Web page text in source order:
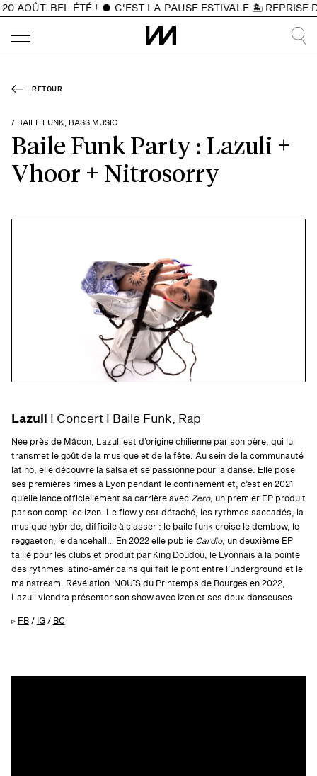
AOÛT. BEL ÉTÉ ! C'EST LA PAUSE ESTIVALE 🏝️ REPRISE
RETOUR
/ BAILE FUNK, BASS MUSIC
Baile Funk Party : Lazuli +
Vhoor + Nitrosorry
Lazuli I Concert I Baile Funk, Rap
Née près de Mâcon, Lazuli est d’origine chilienne par son père, qui lui
transmet le goût de la musique et de la fête. Au sein de la communauté
latino, elle découvre la salsa et se passionne pour la danse. Elle pose
ses premières rimes à Lyon pendant le confinement et, c’est en 2021
qu’elle lance officiellement sa carrière avecZero, un premier EP produit
par son complice Izen. Le flow y est détaché, les rythmes saccadés, la
musique hybride, difficile à classer : le baile funk croise le dembow, le
reggaeton, le dancehall… En 2022 elle publie Cardio, un deuxième EP
taillé pour les clubs et produit par King Doudou, le Lyonnais à la pointe
des rythmes latino-américains qui fait le pont entre l’underground et le
mainstream. Révélation iNOUïS du Printemps de Bourges en 2022,
Lazuli viendra présenter son show avec Izen et ses deux danseuses.
▹ FB/ IG/ BC